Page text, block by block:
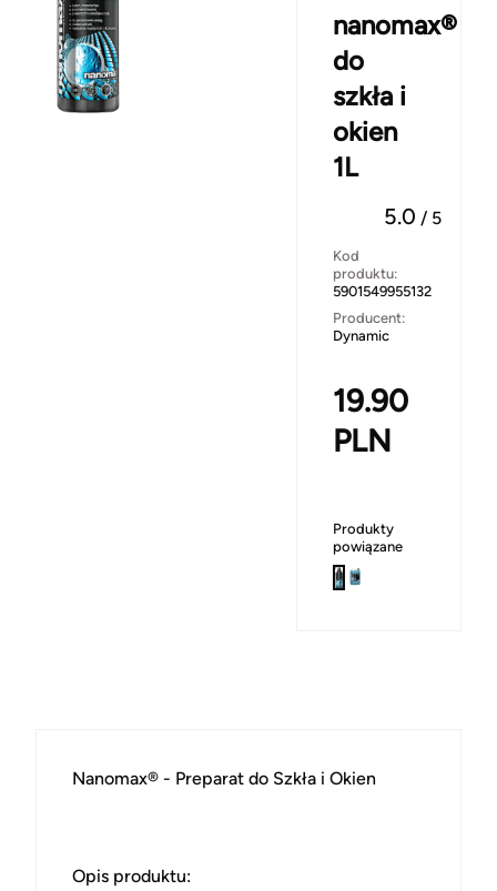
nanomax®
do
szkła i
okien
1L
5.0 / 5
Kod
produktu:
5901549955132
Producent:
Dynamic
19.90
PLN
Produkty
powiązane
Nanomax® - Preparat do Szkła i Okien
Opis produktu: